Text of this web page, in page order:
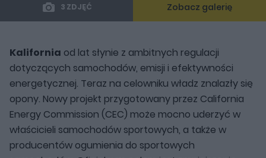
3 ZDJĘĆ Zobacz galerię
Kalifornia od lat słynie z ambitnych regulacji
dotyczących samochodów, emisji i efektywności
energetycznej. Teraz na celowniku władz znalazły się
opony. Nowy projekt przygotowany przez California
Energy Commission (CEC) może mocno uderzyć w
właścicieli samochodów sportowych, a także w
producentów ogumienia do sportowych